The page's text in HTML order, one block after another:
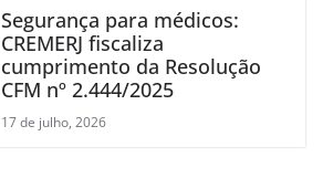
Segurança para médicos:
CREMERJ fiscaliza
cumprimento da Resolução
CFM nº 2.444/2025
17 de julho, 2026